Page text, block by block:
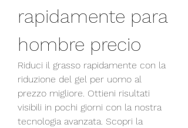
rapidamente para
hombre precio
Riduci il grasso rapidamente con la
riduzione del gel per uomo al
prezzo migliore. Ottieni risultati
visibili in pochi giorni con la nostra
tecnologia avanzata. Scopri la